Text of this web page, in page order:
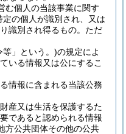
む個人の当該事業に関す
定の個人が識別され、又は
識別され得るもの。 ただ
等」という。)の規定によ
いる情報又は公にするこ
情報に含まれる当該公務
産又は生活を保護するた
であると認められる情報
方公共団体その他の公共